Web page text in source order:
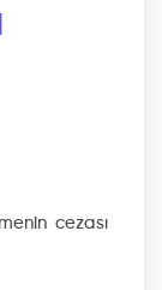
cezası